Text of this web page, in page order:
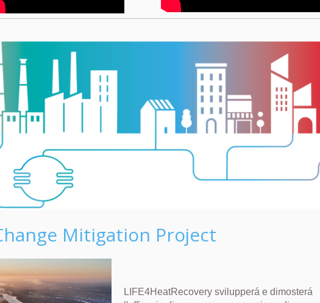
Mitigation Project
LIFE4HeatRecovery svilupperá e dimosterá